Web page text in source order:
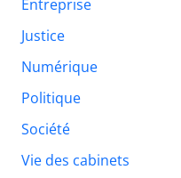
Entreprise
Justice
Numérique
Politique
Société
Vie des cabinets